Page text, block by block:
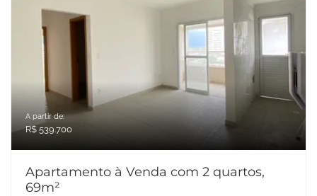
A partir de:
R$ 539.700
Apartamento à Venda com 2 quartos,
69m²